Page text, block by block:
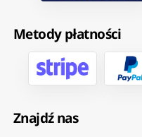
Metody płatności
Znajdź nas